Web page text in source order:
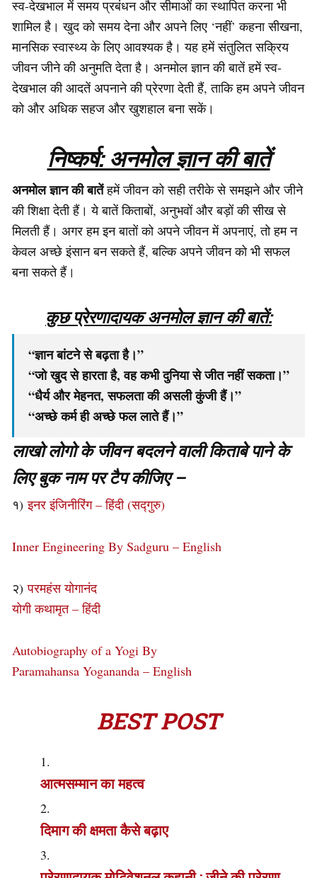
स्व-देखभाल में समय प्रबंधन और सीमाओं का स्थापित करना भी
शामिल है। खुद को समय देना और अपने लिए ‘नहीं’ कहना सीखना,
मानसिक स्वास्थ्य के लिए आवश्यक है। यह हमें संतुलित सक्रिय
जीवन जीने की अनुमति देता है। अनमोल ज्ञान की बातें हमें स्व-
देखभाल की आदतें अपनाने की प्रेरणा देती हैं, ताकि हम अपने जीवन
को और अधिक सहज और खुशहाल बना सकें।
निष्कर्ष: अनमोल ज्ञान की बातें
अनमोल ज्ञान की बातेंहमें जीवन को सही तरीके से समझने और जीने
की शिक्षा देती हैं। ये बातें किताबों, अनुभवों और बड़ों की सीख से
मिलती हैं। अगर हम इन बातों को अपने जीवन में अपनाएं, तो हम न
केवल अच्छे इंसान बन सकते हैं, बल्कि अपने जीवन को भी सफल
बना सकते हैं।
कुछ प्रेरणादायक अनमोल ज्ञान की बातें:
“ज्ञान बांटने से बढ़ता है।”
“जो खुद से हारता है, वह कभी दुनिया से जीत नहीं सकता।”
“धैर्य और मेहनत, सफलता की असली कुंजी हैं।”
“अच्छे कर्म ही अच्छे फल लाते हैं।”
लाखो लोगो के जीवन बदलने वाली किताबे पाने के
लिए बुक नाम पर टैप कीजिए –
१)इनर इंजिनीरिंग – हिंदी (सद्गुरु)
Inner Engineering By Sadguru – English
२)परमहंस योगानंद
योगी कथामृत – हिंदी
Autobiography of a Yogi By
Paramahansa Yogananda – English
BEST POST
आत्मसम्मान का महत्व
दिमाग की क्षमता कैसे बढ़ाए